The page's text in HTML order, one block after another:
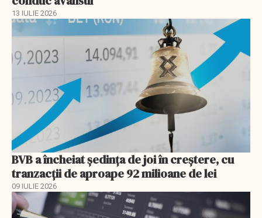
13 IULIE 2026
BVB a încheiat ședința de joi în creștere, cu
tranzacții de aproape 92 milioane de lei
09 IULIE 2026